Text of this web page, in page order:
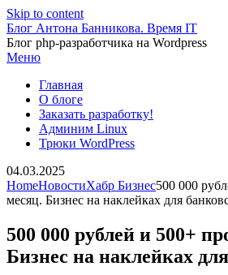
Skip to content
Блог Антона Банникова. Время IT
Блог php-разработчика на Wordpress
Меню
Главная
О блоге
Заказать разработку!
Админим Linux
Трюки WordPress
04.03.2025
HomeНовостиХабр Бизнес500 000
месяц. Бизнес на наклейках для
500 000 рублей и 500+
Бизнес на наклейках